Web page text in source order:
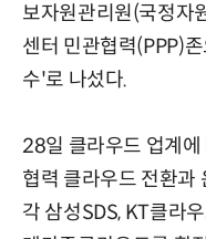
보자원관리원(국정자
센터 민관협력(PPP)
수'로 나섰다.
28일 클라우드 업계
협력 클라우드 전환과
각 삼성SDS, KT클라